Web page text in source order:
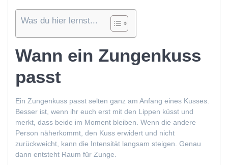
Was du hier lernst...
Wann ein Zungenkuss
passt
Ein Zungenkuss passt selten ganz am Anfang eines Kusses.
Besser ist, wenn ihr euch erst mit den Lippen küsst und
merkt, dass beide im Moment bleiben. Wenn die andere
Person näherkommt, den Kuss erwidert und nicht
zurückweicht, kann die Intensität langsam steigen. Genau
dann entsteht Raum für Zunge.